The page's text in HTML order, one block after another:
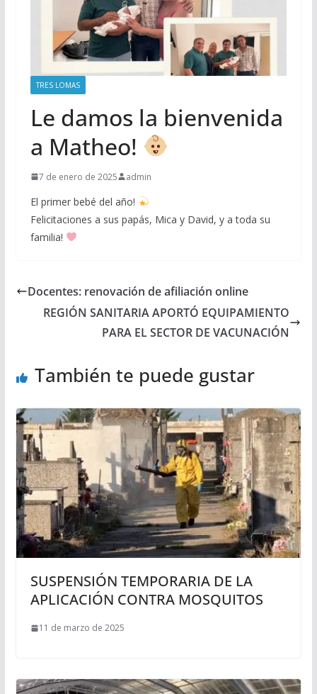
TRES LOMAS
Le damos la bienvenida
a Matheo!
7 de enero de 2025 admin
El primer bebé del año!
Felicitaciones a sus papás, Mica y David, y a toda su
familia!
Docentes: renovación de afiliación online
REGIÓN SANITARIA APORTÓ EQUIPAMIENTO
PARA EL SECTOR DE VACUNACIÓN
También te puede gustar
SUSPENSIÓN TEMPORARIA DE LA
APLICACIÓN CONTRA MOSQUITOS
11 de marzo de 2025